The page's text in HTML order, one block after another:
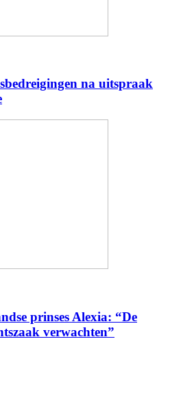
na uitspraak
prinses Alexia: “De
verwachten”